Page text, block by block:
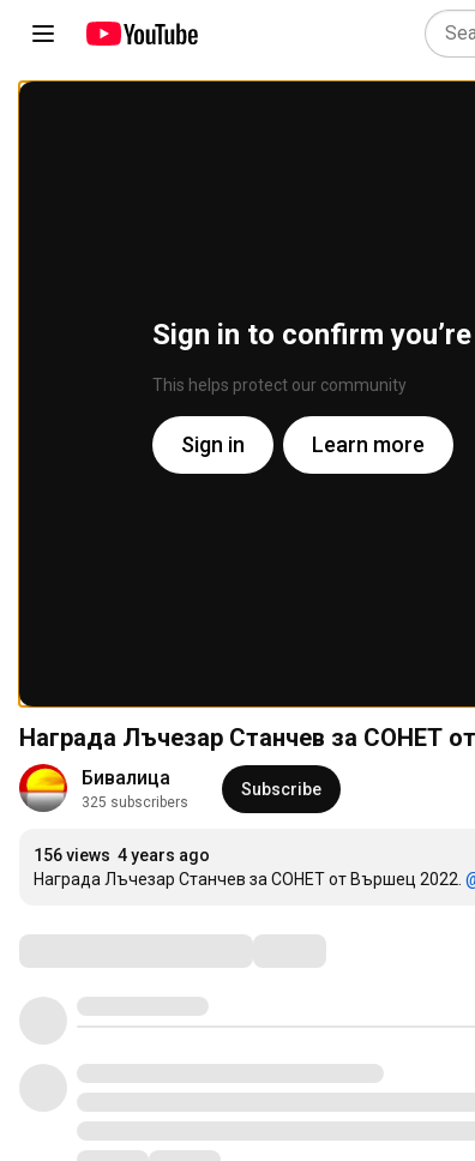
Sign in to confirm
This helps protect our community
Sign in Learn more
Награда Лъчезар Станчев за СОНЕТ
Бивалица
325 subscribers
Subscribe
156 views 4 years ago
Награда Лъчезар Станчев за СОНЕТ от Вършец 2022.